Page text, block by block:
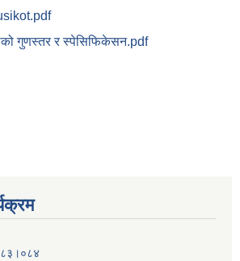
गुणस्तर र स्पेसिफिकेसन.pdf